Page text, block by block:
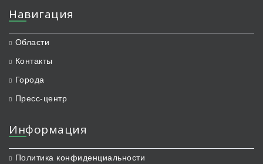
Навигация
Области
Контакты
Города
Пресс-центр
Информация
Политика конфиденциальности